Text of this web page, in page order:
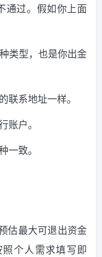
通过。假如你上面
类型，也是你出金
联系地址一样。
账户。
一致。
估最大可退出资金
个人需求填写即